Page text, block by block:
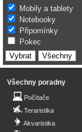
Mobily a tablety
Notebooky
Připomínky
Pokec
Všechny poradny
Počítače
Teraristika
Akvaristika